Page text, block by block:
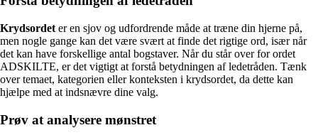
Krydsordet er en sjov og udfordrende måde at træne din hjerne på,
men nogle gange kan det være svært at finde det rigtige ord, især når
det kan have forskellige antal bogstaver. Når du står over for ordet
ADSKILTE, er det vigtigt at forstå betydningen af ledetråden. Tænk
over temaet, kategorien eller konteksten i krydsordet, da dette kan
hjælpe med at indsnævre dine valg.
Prøv at analysere mønstret